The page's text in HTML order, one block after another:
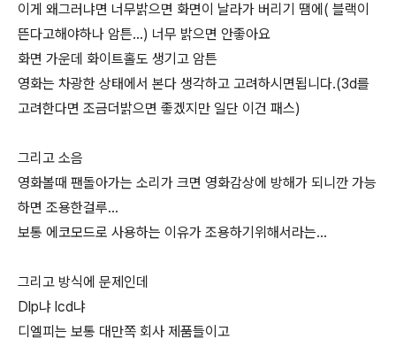
이게 왜그러냐면 너무밝으면 화면이 날라가 버리기 땜에( 블랙이
뜬다고해야하나 암튼...) 너무 밝으면 안좋아요
화면 가운데 화이트홀도 생기고 암튼
영화는 차광한 상태에서 본다 생각하고 고려하시면됩니다.(3d를
고려한다면 조금더밝으면 좋겠지만 일단 이건 패스)
그리고 소음
영화볼때 팬돌아가는 소리가 크면 영화감상에 방해가 되니깐 가능
하면 조용한걸루...
보통 에코모드로 사용하는 이유가 조용하기위해서라는...
그리고 방식에 문제인데
Dlp냐 lcd냐
디엘피는 보통 대만쪽 회사 제품들이고